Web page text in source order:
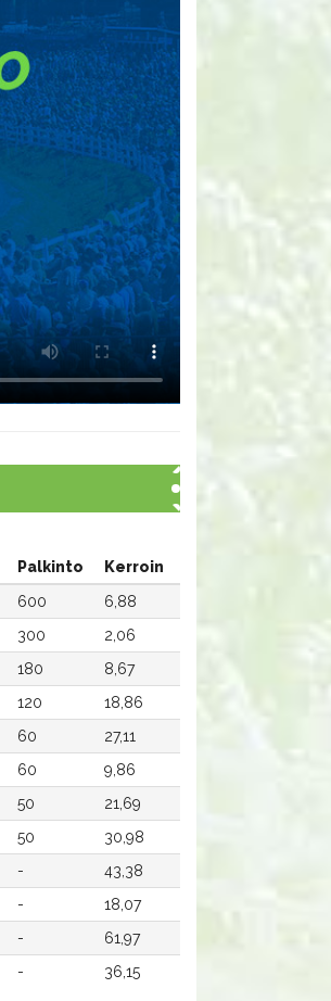
Palkinto
Kerroin
600
6,88
300
2,06
180
8,67
120
18,86
60
27,11
60
9,86
50
21,69
50
30,98
-
43,38
-
18,07
-
61,97
- 36,15